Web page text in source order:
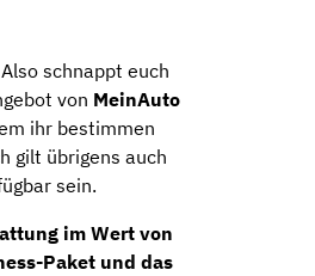
schnappt euch
von MeinAuto
ihr bestimmen
gilt übrigens auch
sein.
im Wert von
Paket und das